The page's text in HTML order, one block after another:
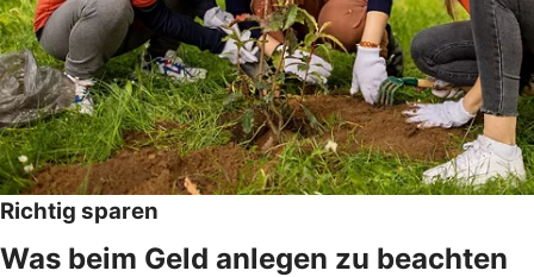
Richtig sparen
Was beim Geld anlegen zu beachten